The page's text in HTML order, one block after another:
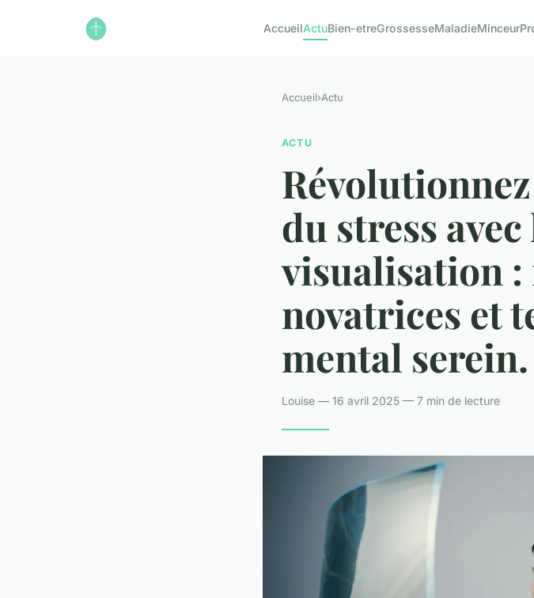
AccueilActuBien-etreGrossesseMaladieMinceur
Accueil›Actu
ACTU
du stress avec
visualisation :
novatrices et
mental serein.
Louise — 16 avril 2025 — 7 min de lecture